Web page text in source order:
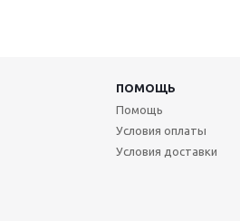
ПОМОЩЬ
Помощь
Условия оплаты
Условия доставки